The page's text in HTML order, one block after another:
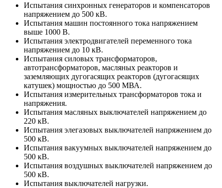
Испытания синхронных генераторов и компенсаторов
напряжением до 500 кВ.
Испытания машин постоянного тока напряжением
выше 1000 В.
Испытания электродвигателей переменного тока
напряжением до 10 кВ.
Испытания силовых трансформаторов,
автотрансформаторов, масляных реакторов и
заземляющих дугогасящих реакторов (дугогасящих
катушек) мощностью до 500 МВА.
Испытания измерительных трансформаторов тока и
напряжения.
Испытания масляных выключателей напряжением до
220 кВ.
Испытания элегазовых выключателей напряжением до
500 кВ.
Испытания вакуумных выключателей напряжением до
500 кВ.
Испытания воздушных выключателей напряжением до
500 кВ.
Испытания выключателей нагрузки.